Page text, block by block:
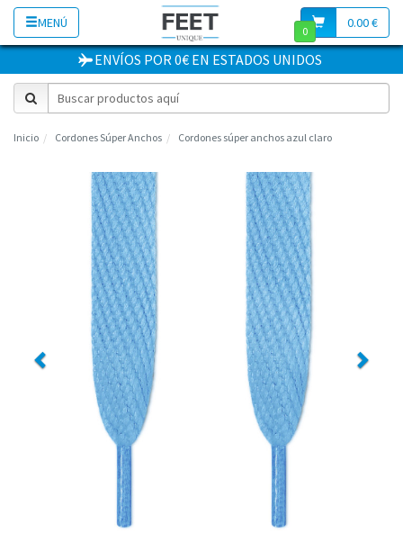
MENÚ 0.00 €
0
ENVÍOS POR 0€ EN ESTADOS UNIDOS
Inicio Cordones Súper Anchos Cordones súper anchos azul claro
Previous